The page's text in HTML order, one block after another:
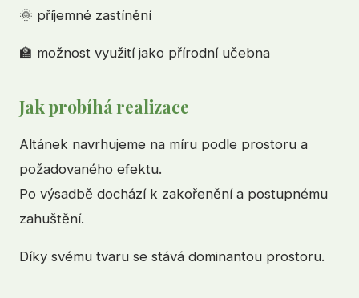
🌞 příjemné zastínění
🏫 možnost využití jako přírodní učebna
Jak probíhá realizace
Altánek navrhujeme na míru podle prostoru a
požadovaného efektu.
Po výsadbě dochází k zakořenění a postupnému
zahuštění.
Díky svému tvaru se stává dominantou prostoru.